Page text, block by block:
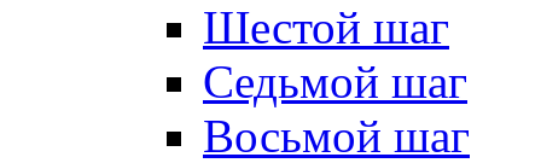
Шестой шаг
Седьмой шаг
Восьмой шаг